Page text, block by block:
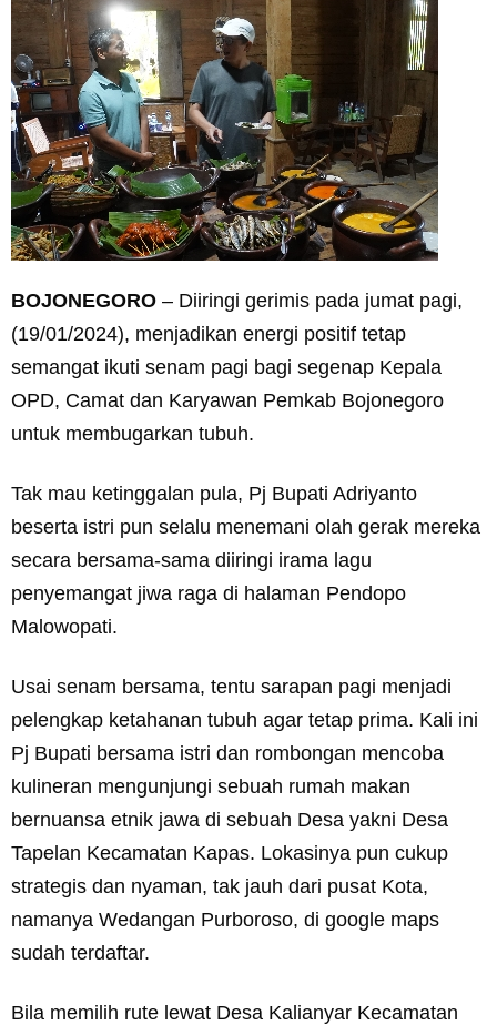
BOJONEGORO – Diiringi gerimis pada jumat pagi,
(19/01/2024), menjadikan energi positif tetap
semangat ikuti senam pagi bagi segenap Kepala
OPD, Camat dan Karyawan Pemkab Bojonegoro
untuk membugarkan tubuh.
Tak mau ketinggalan pula, Pj Bupati Adriyanto
beserta istri pun selalu menemani olah gerak mereka
secara bersama-sama diiringi irama lagu
penyemangat jiwa raga di halaman Pendopo
Malowopati.
Usai senam bersama, tentu sarapan pagi menjadi
pelengkap ketahanan tubuh agar tetap prima. Kali ini
Pj Bupati bersama istri dan rombongan mencoba
kulineran mengunjungi sebuah rumah makan
bernuansa etnik jawa di sebuah Desa yakni Desa
Tapelan Kecamatan Kapas. Lokasinya pun cukup
strategis dan nyaman, tak jauh dari pusat Kota,
namanya Wedangan Purboroso, di google maps
sudah terdaftar.
Bila memilih rute lewat Desa Kalianyar Kecamatan